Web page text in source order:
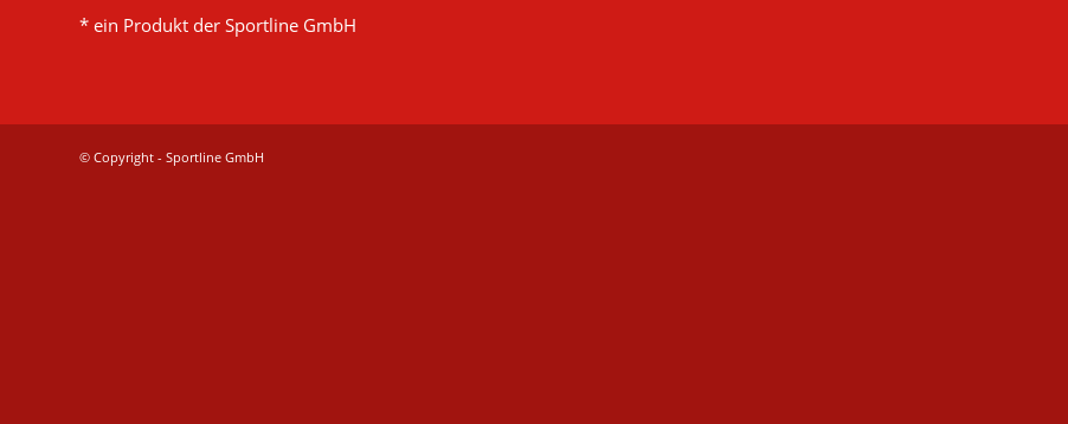
* ein Produkt der Sportline GmbH
© Copyright - Sportline GmbH